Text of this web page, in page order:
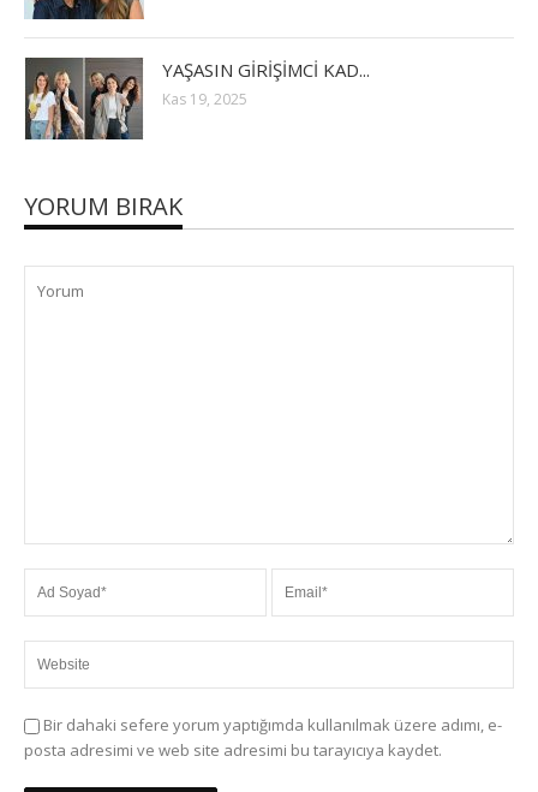
YAŞASIN GİRİŞİMCİ KAD...
Kas 19, 2025
YORUM BIRAK
Bir dahaki sefere yorum yaptığımda kullanılmak üzere adımı, e-
posta adresimi ve web site adresimi bu tarayıcıya kaydet.